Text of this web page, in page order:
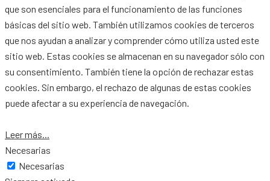
que son esenciales para el funcionamiento de las funciones
básicas del sitio web. También utilizamos cookies de terceros
que nos ayudan a analizar y comprender cómo utiliza usted este
sitio web. Estas cookies se almacenan en su navegador sólo con
su consentimiento. También tiene la opción de rechazar estas
cookies. Sin embargo, el rechazo de algunas de estas cookies
puede afectar a su experiencia de navegación.
Leer más...
Necesarias
Necesarias